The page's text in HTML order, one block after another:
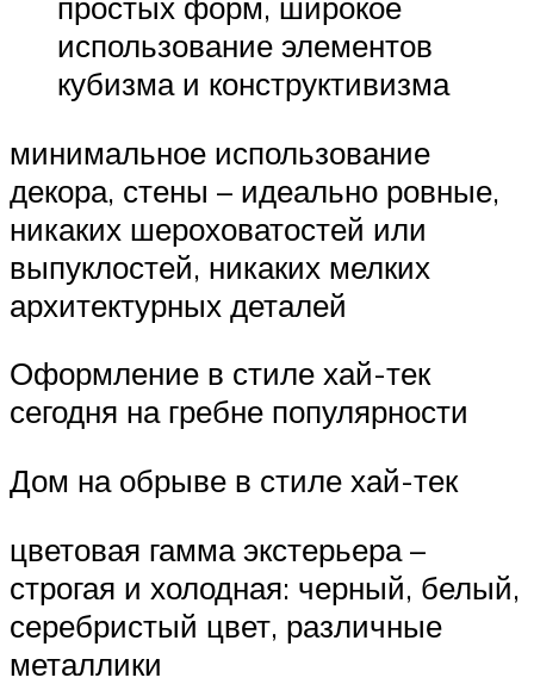
использование элементов
кубизма и конструктивизма
минимальное использование
декора, стены – идеально ровные,
никаких шероховатостей или
выпуклостей, никаких мелких
архитектурных деталей
Оформление в стиле хай-тек
сегодня на гребне популярности
Дом на обрыве в стиле хай-тек
цветовая гамма экстерьера –
строгая и холодная: черный, белый,
серебристый цвет, различные
металлики